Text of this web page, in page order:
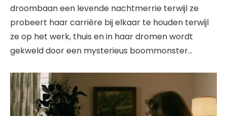
droombaan een levende nachtmerrie terwijl ze
probeert haar carrière bij elkaar te houden terwijl
ze op het werk, thuis en in haar dromen wordt
gekweld door een mysterieus boommonster…